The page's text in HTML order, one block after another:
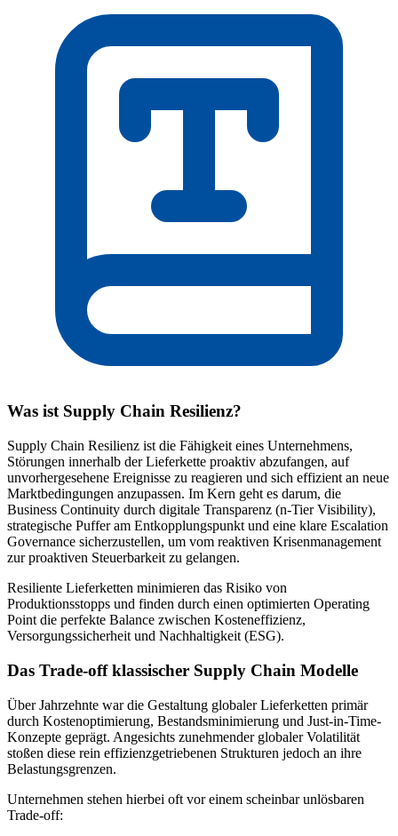
Was ist Supply Chain Resilienz?
Supply Chain Resilienz ist die Fähigkeit eines Unternehmens,
Störungen innerhalb der Lieferkette proaktiv abzufangen, auf
unvorhergesehene Ereignisse zu reagieren und sich effizient an neue
Marktbedingungen anzupassen. Im Kern geht es darum, die
Business Continuity durch digitale Transparenz (n-Tier Visibility),
strategische Puffer am Entkopplungspunkt und eine klare Escalation
Governance sicherzustellen, um vom reaktiven Krisenmanagement
zur proaktiven Steuerbarkeit zu gelangen.
Resiliente Lieferketten minimieren das Risiko von
Produktionsstopps und finden durch einen optimierten Operating
Point die perfekte Balance zwischen Kosteneffizienz,
Versorgungssicherheit und Nachhaltigkeit (ESG).
Das Trade-off klassischer Supply Chain Modelle
Über Jahrzehnte war die Gestaltung globaler Lieferketten primär
durch Kostenoptimierung, Bestandsminimierung und Just-in-Time-
Konzepte geprägt. Angesichts zunehmender globaler Volatilität
stoßen diese rein effizienzgetriebenen Strukturen jedoch an ihre
Belastungsgrenzen.
Unternehmen stehen hierbei oft vor einem scheinbar unlösbaren
Trade-off: